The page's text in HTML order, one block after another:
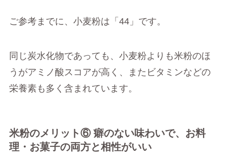
ご参考までに、小麦粉は「44」です。
同じ炭水化物であっても、小麦粉よりも米粉のほ
うがアミノ酸スコアが高く、またビタミンなどの
栄養素も多く含まれています。
米粉のメリット⑥ 癖のない味わいで、お料
理・お菓子の両方と相性がいい